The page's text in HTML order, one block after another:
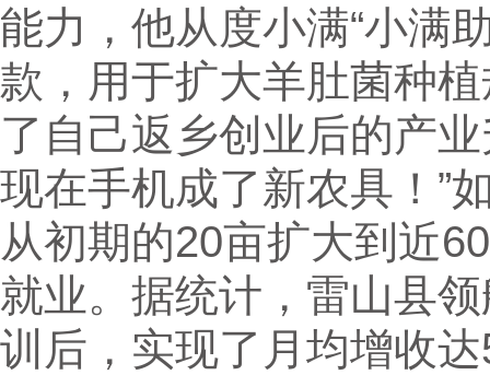
能力，他从度小满“小满
款，用于扩大羊肚菌种
了自己返乡创业后的产
现在手机成了新农具！”
从初期的20亩扩大到近
就业。据统计，雷山县
训后，实现了月均增收